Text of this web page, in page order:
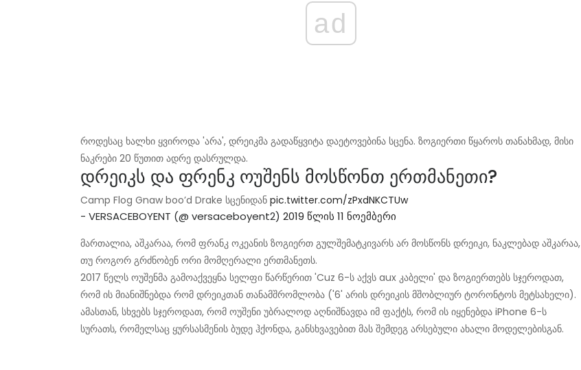
ad
როდესაც ხალხი ყვიროდა 'არა', დრეიკმა გადაწყვიტა დაეტოვებინა სცენა. ზოგიერთი წყაროს თანახმად, მისი
ნაკრები 20 წუთით ადრე დასრულდა.
დრეიკს და ფრენკ ოუშენს მოსწონთ ერთმანეთი?
Camp Flog Gnaw boo’d Drake სცენიდან pic.twitter.com/zPxdNKCTUw
- VERSACEBOYENT (@ versaceboyent2) 2019 წლის 11 ნოემბერი
მართალია, აშკარაა, რომ ფრანკ ოკეანის ზოგიერთ გულშემატკივარს არ მოსწონს დრეიკი, ნაკლებად აშკარაა,
თუ როგორ გრძნობენ ორი მომღერალი ერთმანეთს.
2017 წელს ოუშენმა გამოაქვეყნა სელფი წარწერით 'Cuz 6-ს აქვს aux კაბელი' და ზოგიერთებს სჯეროდათ,
რომ ის მიანიშნებდა რომ დრეიკთან თანამშრომლობა ('6' არის დრეიკის მშობლიურ ტორონტოს მეტსახელი).
ამასთან, სხვებს სჯეროდათ, რომ ოუშენი უბრალოდ აღნიშნავდა იმ ფაქტს, რომ ის იყენებდა iPhone 6-ს
სურათს, რომელსაც ყურსასმენის ბუდე ჰქონდა, განსხვავებით მას შემდეგ არსებული ახალი მოდელებისგან.